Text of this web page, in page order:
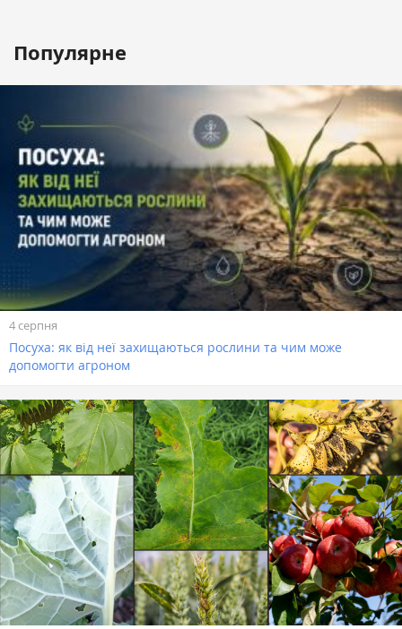
Популярне
4 серпня
Посуха: як від неї захищаються рослини та чим може
допомогти агроном